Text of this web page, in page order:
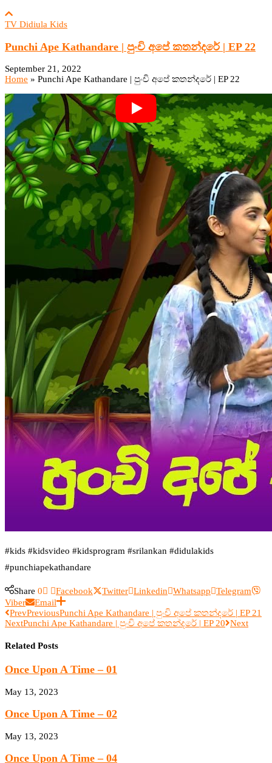
TV Didiula Kids
Punchi Ape Kathandare | පුංචි අපේ කතන්දරේ | EP 22
September 21, 2022
Home » Punchi Ape Kathandare | පුංචි අපේ කතන්දරේ | EP 22
#kids #kidsvideo #kidsprogram #srilankan #didulakids
#punchiapekathandare
Share 0 Facebook Twitter Linkedin Whatsapp
Telegram
Viber
Email
PrevPreviousPunchi Ape Kathandare | පුංචි අපේ කතන්දරේ | EP 21
NextPunchi Ape Kathandare | පුංචි අපේ කතන්දරේ | EP 20 Next
Related Posts
Once Upon A Time – 01
May 13, 2023
Once Upon A Time – 02
May 13, 2023
Once Upon A Time – 04